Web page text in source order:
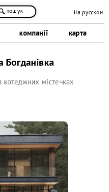
компанії карта
пошук На русском
Богданівка
котеджних містечках